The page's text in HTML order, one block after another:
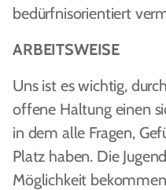
bedürfnisorientiert
ARBEITSWEISE
Uns ist es wichtig,
offene Haltung einen
in dem alle Fragen,
Platz haben. Die
Möglichkeit